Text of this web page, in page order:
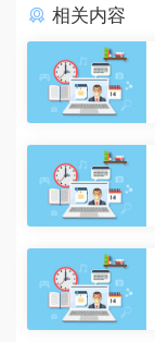
相关内容